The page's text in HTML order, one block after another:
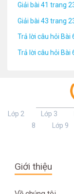
Giải bài 41 trang
Giải bài 43 trang
Trả lời câu hỏi Bài
Trả lời câu hỏi Bài
Lớp 2 Lớp 3
8
Lớp 9
Giới thiệu